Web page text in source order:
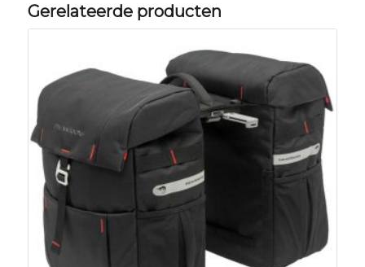
Gerelateerde producten